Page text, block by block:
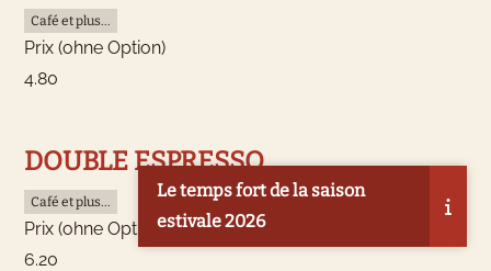
Café et plus...
Prix (ohne Option)
4.80
DOUBLE ESPRESSO
Café et plus...
Prix (ohne Option)
6.20
Le temps fort de la saison
estivale 2026